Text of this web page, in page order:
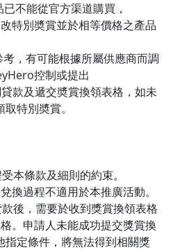
不能從官方渠道購買，
特別奬賞並於相等價格之產品
，有可能根據所屬供應商而調
控制或提出
款及遞交奬賞換領表格，如未
特別奬賞。
本條款及細則的約束。
換過程不適用於本推廣活動。
後，需要於收到獎賞換領表格
。申請人未能成功提交獎賞換
定條件，將無法得到相關獎